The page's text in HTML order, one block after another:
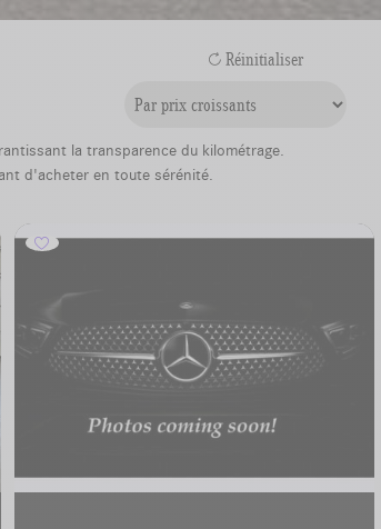
Réinitialiser
la transparence du kilométrage.
d'acheter en toute sérénité.